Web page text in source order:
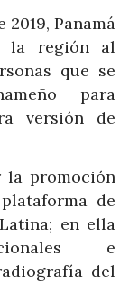
2019, Panamá
la región al
que se
para
versión de
la promoción
de
en ella
e
del